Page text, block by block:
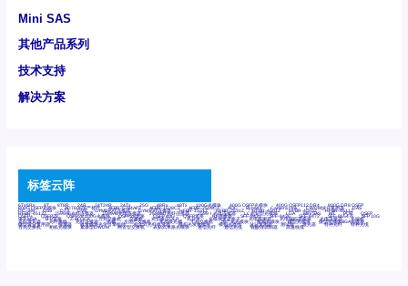
Mini SAS
其他产品系列
技术支持
解决方案
标签云阵
6Tx6Rx 8T 8T8R 24R 24T24R 24Tx 25G 48Rx 48Tx 100G光模块 400G OSFP光模块 400G QSFP112 DR4 800G DR8 OSFP
800G OSFP光模块 AD7606国产替代 AFBR-57B4APZ AFBR-1528CZ AFBR-2528CZ AOC Bypass Camera Link CWDM波分复用器 DAS
DC~4M DSS DTS DVS GYMB光纤连接器 GYM光纤连接器 HFBR-1531Z HFBR-2531Z HFBR-4501Z HFBR-4503Z HFBR-4511Z
HFBR-4513Z J599A6光纤连接器 J599A8光电连接器 J599MT光纤连接器 J599Ⅰ光电连接器 LC超短型光模块 LGA Mini SAS MT POB QSFP
QSFP+ QSFP28 QSFP28 100G光模块 QSFP28笼座 QSFP 40G QSFP笼座 RP连接器 SFF-8431 SFF-8436 SFF-8472 SFF-8654 4i SFP 10G
SFP MSA SFP笼座 Z-BLOCK 万兆交换机 交换机 光切换仪OLP 光开关 光模块笼子座子 光电探测器 光电编码器模块 光电连接器 光端机
光纤激光器 光纤跳线 光纤连接器 光耦 全国产交换机 军品级光耦 千兆交换机 国产化光模块 射频光模块 微型光模块 微型可插拔BGA光模块
微型波分复用器 探测器 收发模块光学引擎组件 机架式光纤收发器 模拟光发射模块 模拟光器件 波分复用器 测试版 激光器 特种光纤 特种光缆
百兆交换机 相机光模块 紧凑型DWDM 网管型交换机 表贴式单路光模块 通信光纤 通信光缆 铌酸锂调制器 高速线缆